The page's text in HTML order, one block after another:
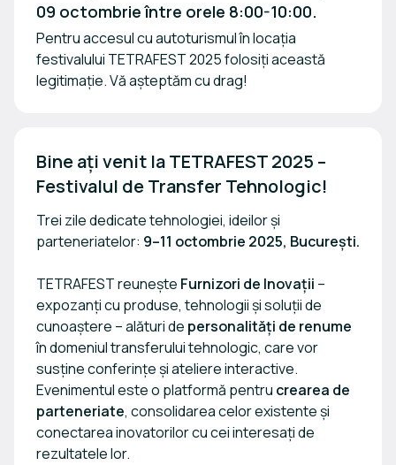
09 octombrie între orele 8:00-10:00.
Pentru accesul cu autoturismul în locația
festivalului TETRAFEST 2025 folosiți această
legitimație. Vă așteptăm cu drag!
Bine ați venit la TETRAFEST 2025 –
Festivalul de Transfer Tehnologic!
Trei zile dedicate tehnologiei, ideilor și
parteneriatelor: 9–11 octombrie 2025, București.
TETRAFEST reunește Furnizori de Inovații –
expozanți cu produse, tehnologii și soluții de
cunoaștere – alături de personalități de renume
în domeniul transferului tehnologic, care vor
susține conferințe și ateliere interactive.
Evenimentul este o platformă pentru crearea de
parteneriate, consolidarea celor existente și
conectarea inovatorilor cu cei interesați de
rezultatele lor.